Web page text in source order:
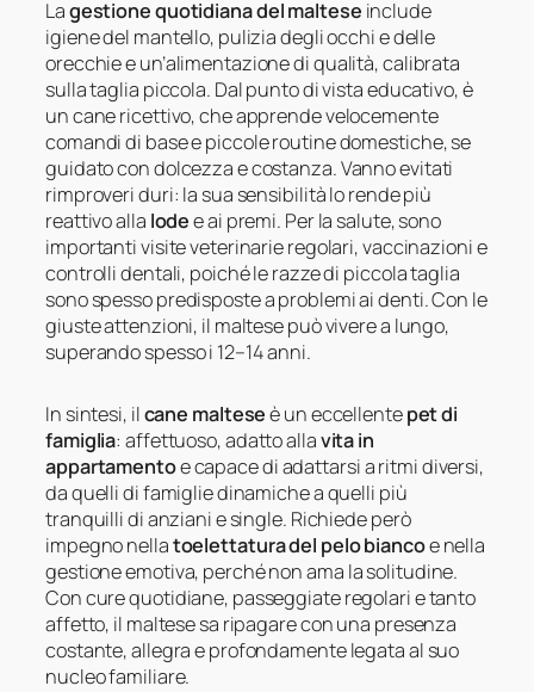
Lagestione quotidiana del maltese include
igiene del mantello, pulizia degli occhi e delle
orecchie e un’alimentazione di qualità, calibrata
sulla taglia piccola. Dal punto di vista educativo, è
un cane ricettivo, che apprende velocemente
comandi di base e piccole routine domestiche, se
guidato con dolcezza e costanza. Vanno evitati
rimproveri duri: la sua sensibilità lo rende più
reattivo alla lodee ai premi. Per la salute, sono
importanti visite veterinarie regolari, vaccinazioni e
controlli dentali, poiché le razze di piccola taglia
sono spesso predisposte a problemi ai denti. Con le
giuste attenzioni, il maltese può vivere a lungo,
superando spesso i 12–14 anni.
In sintesi, ilcane malteseè un eccellentepet di
famiglia: affettuoso, adatto allavita in
appartamentoe capace di adattarsi a ritmi diversi,
da quelli di famiglie dinamiche a quelli più
tranquilli di anziani e single. Richiede però
impegno nellatoelettatura del pelo biancoe nella
gestione emotiva, perché non ama la solitudine.
Con cure quotidiane, passeggiate regolari e tanto
affetto, il maltese sa ripagare con una presenza
costante, allegra e profondamente legata al suo
nucleo familiare.